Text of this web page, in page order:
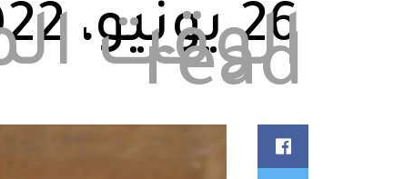
26 يونيو، 2022
read